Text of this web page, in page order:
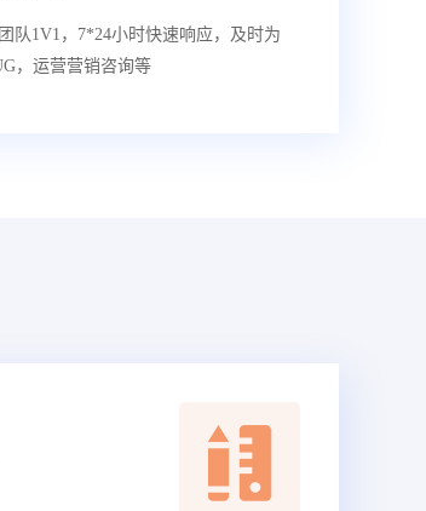
队1V1，7*24小时快速响应，及时为
，运营营销咨询等